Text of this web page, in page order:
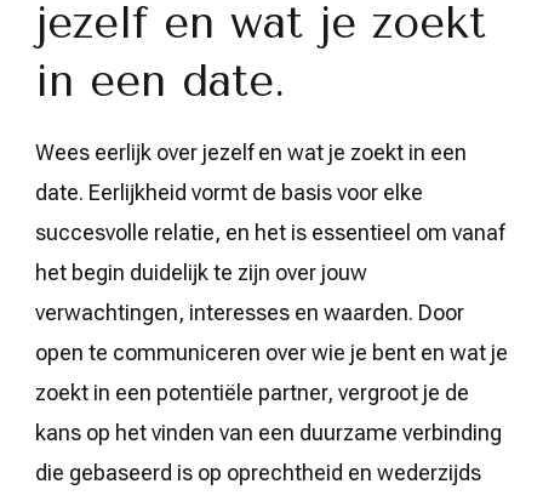
jezelf en wat je zoekt
in een date.
Wees eerlijk over jezelf en wat je zoekt in een
date. Eerlijkheid vormt de basis voor elke
succesvolle relatie, en het is essentieel om vanaf
het begin duidelijk te zijn over jouw
verwachtingen, interesses en waarden. Door
open te communiceren over wie je bent en wat je
zoekt in een potentiële partner, vergroot je de
kans op het vinden van een duurzame verbinding
die gebaseerd is op oprechtheid en wederzijds